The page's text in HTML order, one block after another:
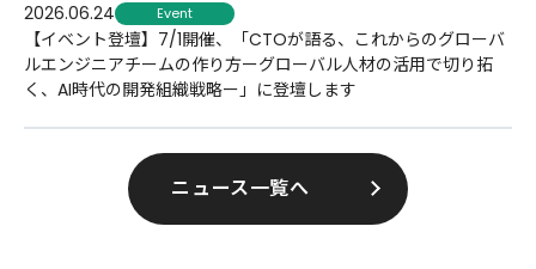
2026.06.24 Event
【イベント登壇】7/1開催、「CTOが語る、これからのグローバ
ルエンジニアチームの作り方ーグローバル人材の活用で切り拓
く、AI時代の開発組織戦略ー」に登壇します
ニュース一覧へ